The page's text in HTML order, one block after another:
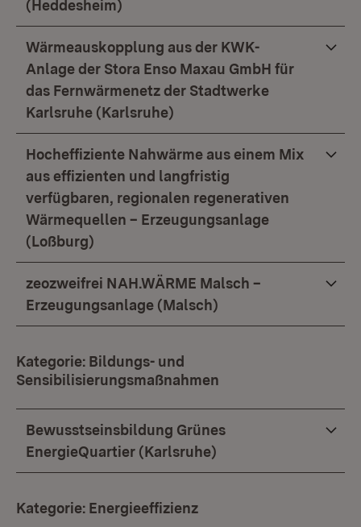
(Heddesheim)
Wärmeauskopplung aus der KWK-
Anlage der Stora Enso Maxau GmbH für
das Fernwärmenetz der Stadtwerke
Karlsruhe (Karlsruhe)
Hocheffiziente Nahwärme aus einem Mix
aus effizienten und langfristig
verfügbaren, regionalen regenerativen
Wärmequellen – Erzeugungsanlage
(Loßburg)
zeozweifrei NAH.WÄRME Malsch –
Erzeugungsanlage (Malsch)
Kategorie: Bildungs- und
Sensibilisierungsmaßnahmen
Bewusstseinsbildung Grünes
EnergieQuartier (Karlsruhe)
Kategorie: Energieeffizienz